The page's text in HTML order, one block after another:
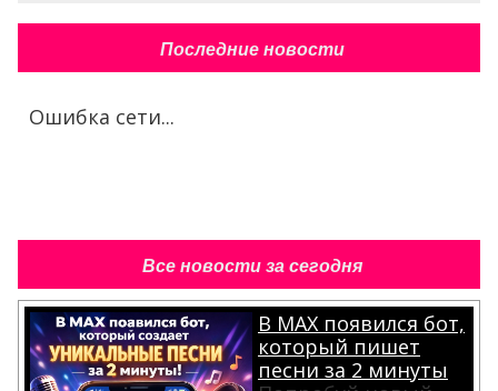
Последние новости
Ошибка сети...
Все новости за сегодня
В MAX появился бот,
который пишет
песни за 2 минуты